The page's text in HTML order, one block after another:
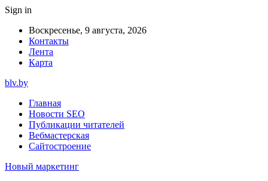
Sign in
Воскресенье, 9 августа, 2026
Контакты
Лента
Карта
blv.by
Главная
Новости SEO
Публикации читателей
Вебмастерская
Сайтостроение
Новый маркетинг